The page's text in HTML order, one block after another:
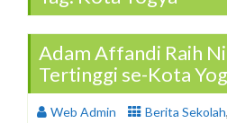
Adam Affandi Raih
Tertinggi se-Kota
Web Admin Berita Sekolah,